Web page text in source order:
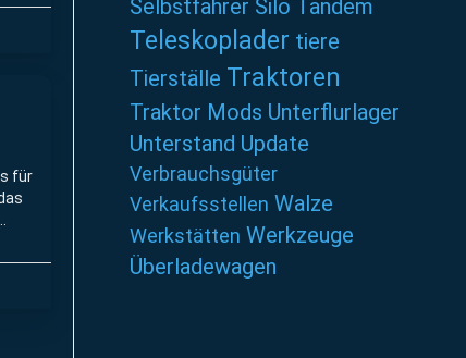
für
Selbstfahrer Silo Tandem
Teleskoplader tiere
Tierställe Traktoren
Traktor Mods Unterflurlager
Unterstand Update
Verbrauchsgüter
Verkaufsstellen Walze
Werkstätten Werkzeuge
Überladewagen